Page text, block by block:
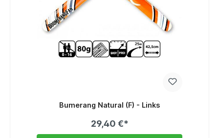
Bumerang Natural (F) - Links
29,40 €*